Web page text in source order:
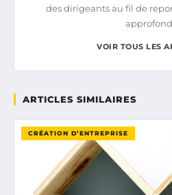
des dirigeants au fil de
VOIR TOUS LES
ARTICLES SIMILAIRES
CRÉATION D’ENTREPRISE